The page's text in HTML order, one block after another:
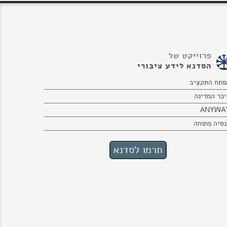
פרוייקט של
הסדנא לידע ציבורי
התקציב
המדינה
פתוחה